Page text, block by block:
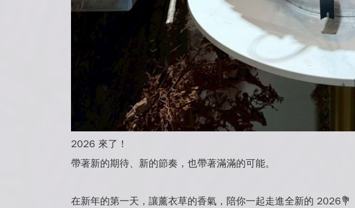
2026 來了！
帶著新的期待、新的節奏，也帶著滿滿的可能。
在新年的第一天，讓薰衣草的香氣，陪你一起走進全新的 2026💐